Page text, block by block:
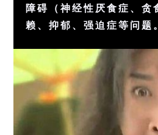
障碍（神经性厌食症、贪
赖、抑郁、强迫症等问题。